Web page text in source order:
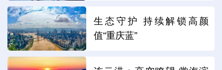
生态守护 持续解锁高颜
值“重庆蓝”